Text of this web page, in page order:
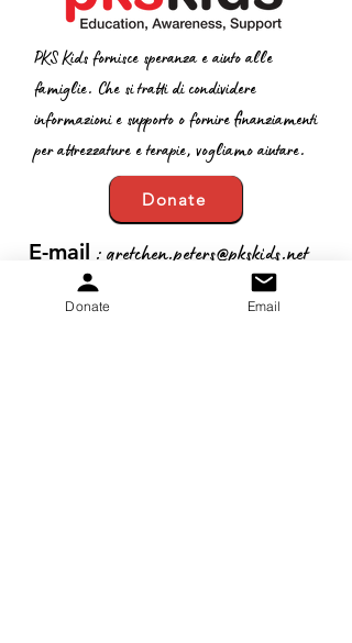
PKS Kids fornisce speranza e aiuto alle
famiglie. Che si tratti di condividere
informazioni e supporto o fornire finanziamenti
per attrezzature e terapie, vogliamo aiutare.
Donate
E-mail :gretchen.peters@pkskids.net
Telefono
Donate Email